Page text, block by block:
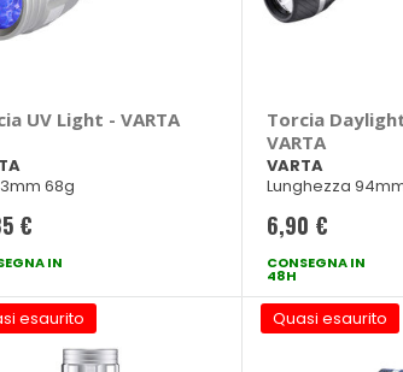
UV Light - VARTA
68g
€
IN
Torcia
VARTA
VARTA
Lunghezza
6,90 €
CONSEGNA IN
48H
esaurito Quasi esaurito